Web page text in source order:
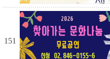
151